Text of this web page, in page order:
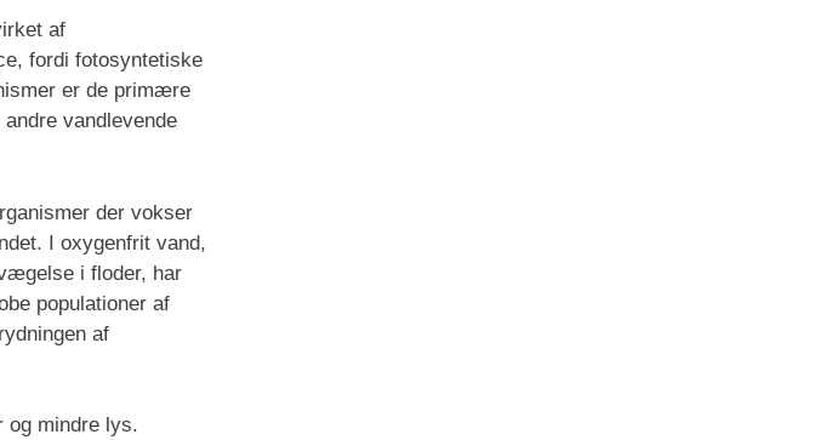
af
fordi fotosyntetiske
er de primære
vandlevende
der vokser
I oxygenfrit vand,
i floder, har
populationer af
af
og mindre lys.